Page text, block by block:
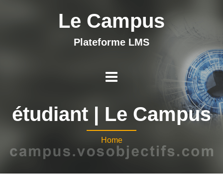
Le Campus
Plateforme LMS
étudiant | Le Campus
Home